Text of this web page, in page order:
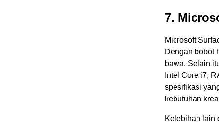
7.
Microsoft
Dengan bobot
bawa. Selain
Intel Core i7,
spesifikasi
kebutuhan
Kelebihan lain